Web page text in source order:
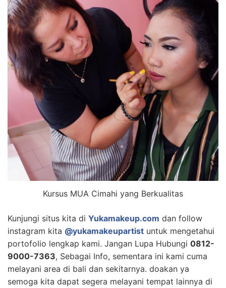
Kursus MUA Cimahi yang Berkualitas
Kunjungi situs kita di Yukamakeup.com dan follow
instagram kita @yukamakeupartist untuk mengetahui
portofolio lengkap kami. Jangan Lupa Hubungi 0812-
9000-7363, Sebagai Info, sementara ini kami cuma
melayani area di bali dan sekitarnya. doakan ya
semoga kita dapat segera melayani tempat lainnya di